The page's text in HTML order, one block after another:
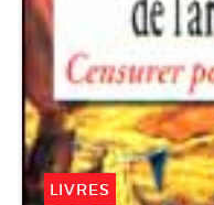
LIVRES